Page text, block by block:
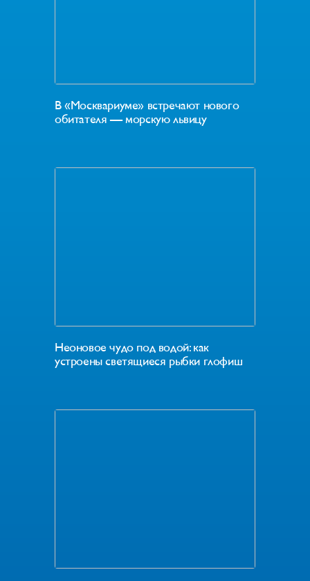
В «Москвариуме» встречают нового
обитателя — морскую львицу
Неоновое чудо под водой: как
устроены светящиеся рыбки глофиш